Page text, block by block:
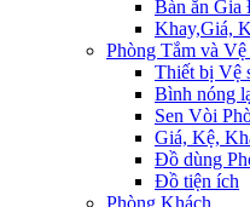
Bàn ăn Gia
Khay,Giá,
Phòng Tắm và Vệ
Thiết bị Vệ
Bình nóng
Sen Vòi
Giá, Kệ,
Đồ dùng
Đồ tiện ích
Phòng Khách